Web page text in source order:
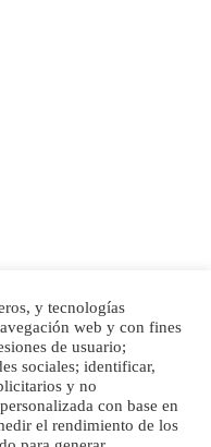
PERDIDO HOY 06/07/2025 ZONA
de privacidad
de Cookies
y tecnologías
web y con fines
de usuario;
sociales; identificar,
y no
con base en
el rendimiento de los